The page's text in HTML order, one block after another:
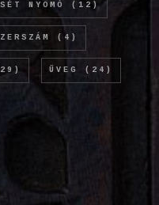
NYOMÓ (12)
(4)
ÜVEG (24)